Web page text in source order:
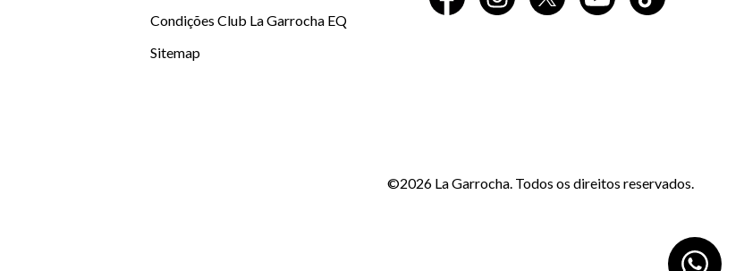
Condições Club La Garrocha EQ
Sitemap
©2026 La Garrocha. Todos os direitos reservados.